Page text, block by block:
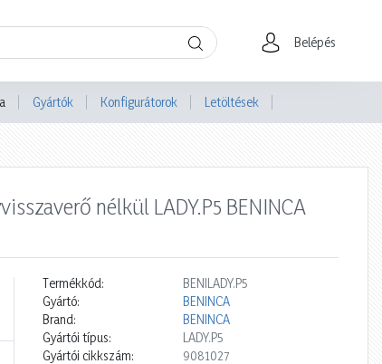
Belépés
Gyártók Konfigurátorok Letöltések
nélkül LADY.P5 BENINCA
Termékkód:
BENILADY.P5
Gyártó:
BENINCA
Brand:
BENINCA
Gyártói típus:
LADY.P5
Gyártói cikkszám:
9081027